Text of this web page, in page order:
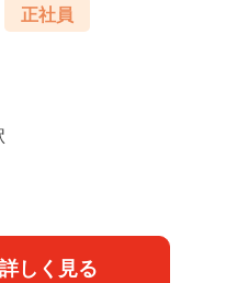
正社員
詳しく見る